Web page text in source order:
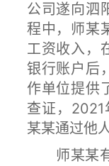
公司遂向泗
程中，师某
工资收入，
银行账户后
作单位提供
查证，2021
某某通过他
师某某有